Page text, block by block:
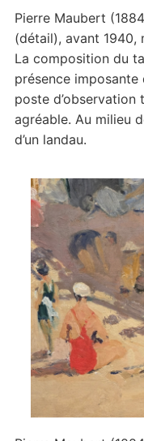
Pierre Maubert
(détail), avant 1940,
La composition du
présence imposante
poste d’observation
agréable. Au milieu
d’un landau.